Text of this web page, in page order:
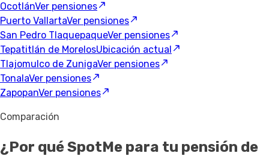
OcotlánVer pensiones
Puerto VallartaVer pensiones
San Pedro TlaquepaqueVer pensiones
Tepatitlán de MorelosUbicación actual
Tlajomulco de ZunigaVer pensiones
TonalaVer pensiones
ZapopanVer pensiones
Comparación
¿Por qué SpotMe para tu pensión de